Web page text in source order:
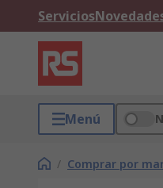
Servicios
Menú
/ Comprar por